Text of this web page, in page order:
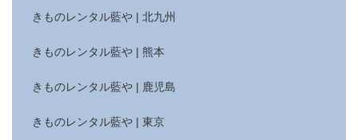
きものレンタル藍や | 北九州
きものレンタル藍や | 熊本
きものレンタル藍や | 鹿児島
きものレンタル藍や | 東京